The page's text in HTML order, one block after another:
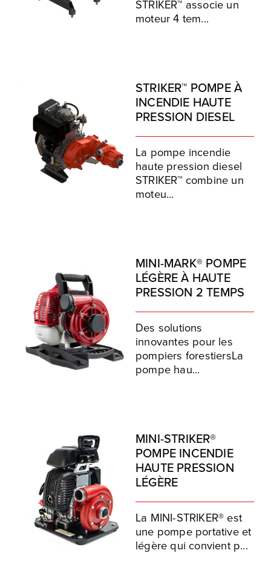
STRIKER™ associe un
moteur 4 tem...
STRIKER™ POMPE À
INCENDIE HAUTE
PRESSION DIESEL
La pompe incendie
haute pression diesel
STRIKER™ combine un
moteu...
MINI-MARK® POMPE
LÉGÈRE À HAUTE
PRESSION 2 TEMPS
Des solutions
innovantes pour les
pompiers forestiersLa
pompe hau...
MINI-STRIKER®
POMPE INCENDIE
HAUTE PRESSION
LÉGÈRE
La MINI-STRIKER® est
une pompe portative et
légère qui convient p...